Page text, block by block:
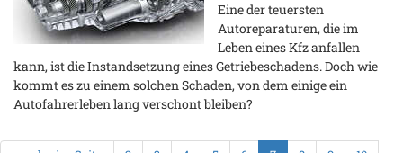
Eine der teuersten
Autoreparaturen, die im
Leben eines Kfz anfallen
kann, ist die Instandsetzung eines Getriebeschadens. Doch wie
kommt es zu einem solchen Schaden, von dem einige ein
Autofahrerleben lang verschont bleiben?